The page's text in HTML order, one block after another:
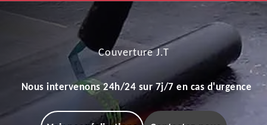
Couverture J.T
Nous intervenons 24h/24 sur 7j/7 en cas d'urgence